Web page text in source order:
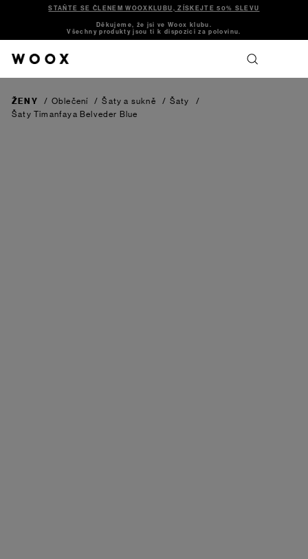
STAŇTE SE ČLENEM WOOXKLUBU, ZÍSKEJTE 50% SLEVU
Děkujeme, že jsi ve Woox klubu.
Všechny produkty jsou ti k dispozici za polovinu.
ŽENY / Oblečení / Šaty a sukně / Šaty
/
Šaty Timanfaya Belveder Blue